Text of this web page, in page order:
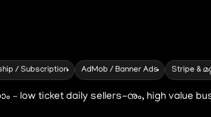
/ Subscription AdMob / Banner Ads Stripe &
low ticket daily sellers-നും, high value